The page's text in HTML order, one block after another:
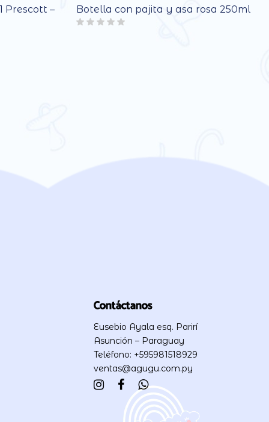
Prescott – Botella con pajita y asa rosa 250ml
Contáctanos
Eusebio Ayala esq. Parirí
Asunción – Paraguay
Teléfono: +595981518929
ventas@agugu.com.py